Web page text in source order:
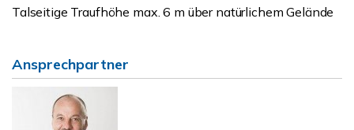
Talseitige Traufhöhe max. 6 m über natürlichem Gelände
Ansprechpartner